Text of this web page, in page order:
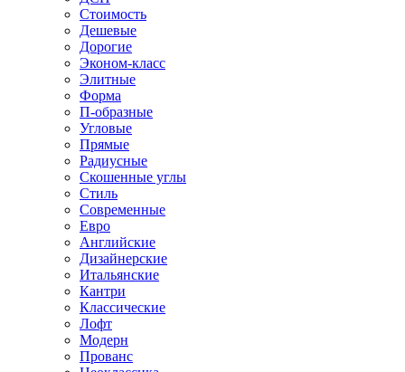
Стоимость
Дешевые
Дорогие
Эконом-класс
Элитные
Форма
П-образные
Угловые
Прямые
Радиусные
Скошенные углы
Стиль
Современные
Евро
Английские
Дизайнерские
Итальянские
Кантри
Классические
Лофт
Модерн
Прованс